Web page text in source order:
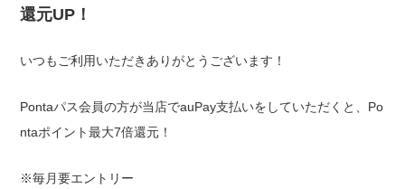
採用情報
レシピ集
還元UP！
いつもご利用いただきありがとうございます！
Pontaパス会員の方が当店でauPay支払いをしていただくと、Po
ntaポイント最大7倍還元！
※毎月要エントリー